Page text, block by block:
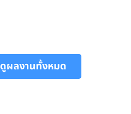
ดูผลงานทั้งหมด